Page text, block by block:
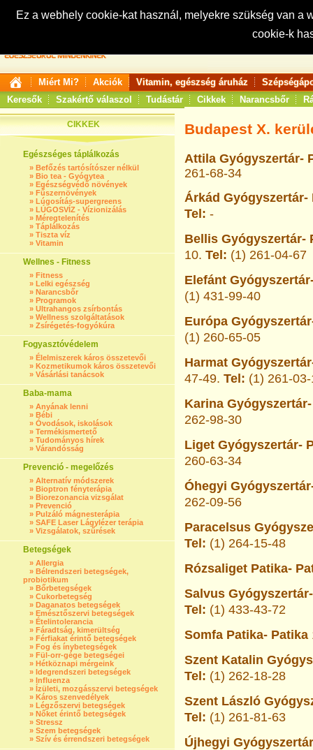
Ez a webhely cookie-kat használ, melyekre szükség van
cookie-k
Keresés:
Miért Mi? Akciók Vitamin, egészség áruház
Keresők
Szakértő válaszol Tudástár Cikkek Narancsbőr
CIKKEK
Egészséges táplálkozás
» Befőzés tartósítószer nélkül
» Bio tea - Gyógytea
» Egészségvédő növények
» Fűszernövények
» Lúgosítás-supergreens
» LÚGOSVÍZ - Vízionizálás
» Méregtelenítés
» Táplálkozás
» Tiszta víz
» Vitamin
Wellnes - Fitness
» Fitness
» Lelki egészség
» Narancsbőr
» Programok
» Ultrahangos zsírbontás
» Wellness szolgáltatások
» Zsírégetés-fogyókúra
Fogyasztóvédelem
» Élelmiszerek káros összetevői
» Kozmetikumok káros összetevői
» Vásárlási tanácsok
Baba-mama
» Anyának lenni
» Bébi
» Óvodások, iskolások
» Termékismertető
» Tudományos hírek
» Várandósság
Prevenció - megelőzés
» Alternatív módszerek
» Bioptron fényterápia
» Biorezonancia vizsgálat
» Prevenció
» Pulzáló mágnesterápia
» SAFE Laser Lágylézer terápia
» Vizsgálatok, szűrések
Betegségek
» Allergia
» Bélrendszeri betegségek,
probiotikum
» Bőrbetegségek
» Cukorbetegség
» Daganatos betegségek
» Emésztőszervi betegségek
» Ételintolerancia
» Fáradtság, kimerültség
» Férfiakat érintő betegségek
» Fog és ínybetegségek
» Fül-orr-gége betegségei
» Hétköznapi mérgeink
» Idegrendszeri betegségek
» Influenza
» Ízületi, mozgásszervi betegségek
» Káros szenvedélyek
» Légzőszervi betegségek
» Nőket érintő betegségek
» Stressz
» Szem betegségek
» Szív és érrendszeri betegségek
Budapest X.
Attila Gyógyszertár-
261-68-34
Árkád Gyógyszertár-
Tel: -
Bellis Gyógyszertár-
10. Tel: (1) 261-04-67
Elefánt
(1) 431-99-40
Európa
(1) 260-65-05
Harmat
47-49. Tel: (1) 261-
Karina
262-98-30
Liget Gyógyszertár-
260-63-34
Óhegyi
262-09-56
Paracelsus
Tel: (1) 264-15-48
Rózsaliget Patika-
Salvus
Tel: (1) 433-43-72
Somfa Patika- Patika
Szent Katalin
Tel: (1) 262-18-28
Szent László
Tel: (1) 261-81-63
Újhegyi